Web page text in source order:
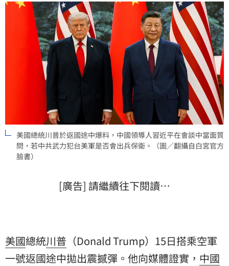
美國總統川普於返國途中爆料，中國領導人習近平在會談中當面質
問，若中共武力犯台美軍是否會出兵保衛。（圖／翻攝自白宮官方
臉書）
[廣告] 請繼續往下閱讀…
美國總統川普 （Donald Trump）15日搭乘空軍
一號返國途中拋出震撼彈。他向媒體證實， 中國